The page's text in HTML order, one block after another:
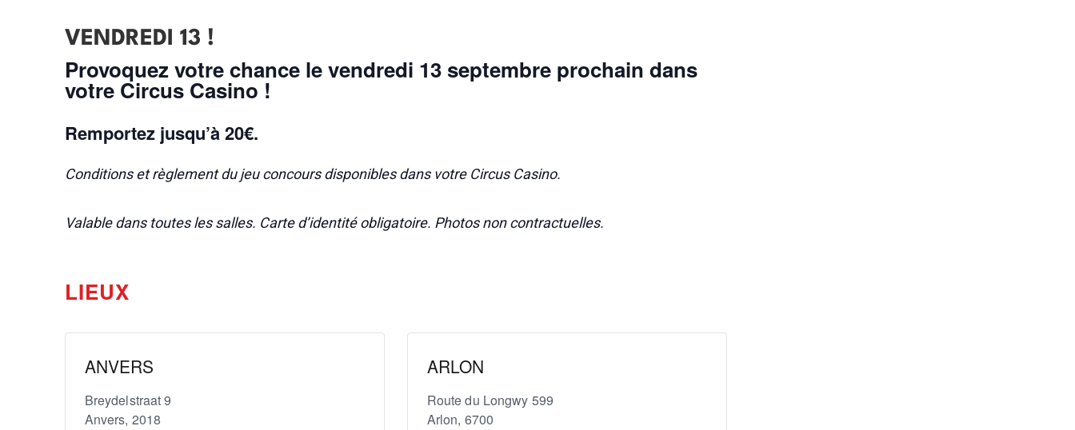
VENDREDI 13 !
Provoquez votre chance le vendredi 13 septembre prochain dans
votre Circus Casino !
Remportez jusqu’à 20€.
Conditions et règlement du jeu concours disponibles dans votre Circus Casino.
Valable dans toutes les salles. Carte d’identité obligatoire. Photos non contractuelles.
LIEUX
ANVERS
Breydelstraat 9
Anvers, 2018
ARLON
Route du Longwy 599
Arlon, 6700